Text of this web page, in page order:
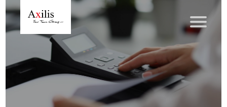
Axilis et ses engagements
Qui sommes-nous
Axilis s’engage